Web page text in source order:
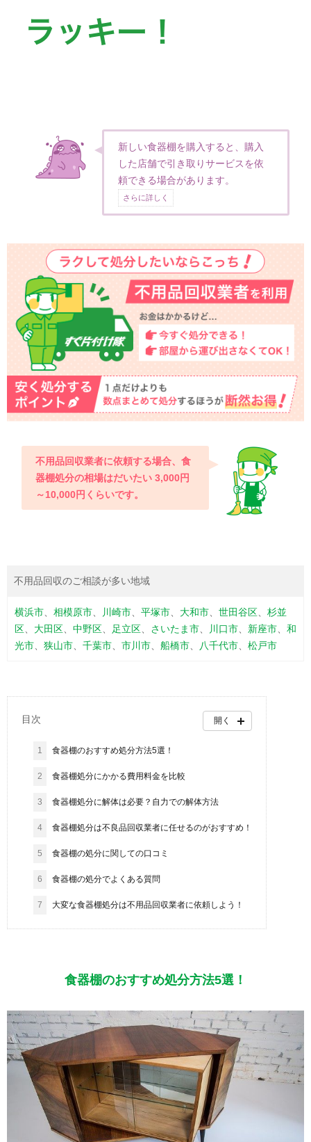
新しい食器棚を購入すると、購入
した店舗で引き取りサービスを依
頼できる場合があります。
不用品回収業者に依頼する場合、食
器棚処分の相場はだいたい 3,000円
～10,000円くらいです。
不用品回収のご相談が多い地域
横浜市、 相模原市、 川崎市、 平塚市、 大和市、 世田谷区、 杉並
区、 大田区、 中野区、 足立区、 さいたま市、 川口市、 新座市、 和
光市、 狭山市、 千葉市、 市川市、 船橋市、 八千代市、 松戸市
目次 開く
1 食器棚のおすすめ処分方法5選！
2 食器棚処分にかかる費用料金を比較
3 食器棚処分に解体は必要？自力での解体方法
4 食器棚処分は不良品回収業者に任せるのがおすすめ！
5 食器棚の処分に関しての口コミ
6 食器棚の処分でよくある質問
7 大変な食器棚処分は不用品回収業者に依頼しよう！
食器棚のおすすめ処分方法5選！